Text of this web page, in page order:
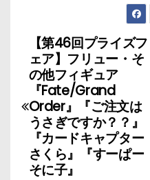
投
稿
ナ
ビ
ゲ
【第46回プライズフ
ェア】フリュー・そ
の他フィギュア
『Fate/Grand
Order』『ご注文は
うさぎですか？？』
『カードキャプター
さくら』『すーぱー
そに子』